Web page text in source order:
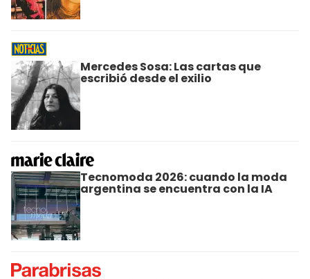
Mercedes Sosa: Las cartas que
escribió desde el exilio
Tecnomoda 2026: cuando la moda
argentina se encuentra con la IA